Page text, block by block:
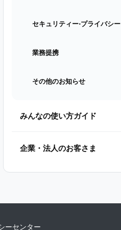
セキュリティー⋅プライバシー
業務提携
その他のお知らせ
みんなの使い方ガイド
企業・法人のお客さま
ーセンター